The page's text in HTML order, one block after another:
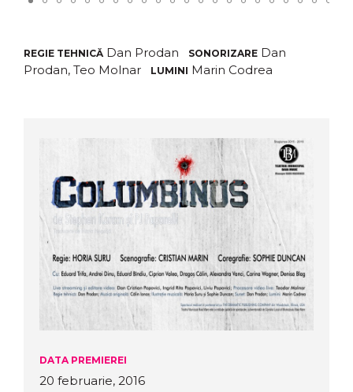
REGIE TEHNICĂDan Prodan SONORIZARE Dan
Prodan, Teo Molnar
LUMINI Marin Codrea
DATA PREMIEREI
20 februarie, 2016